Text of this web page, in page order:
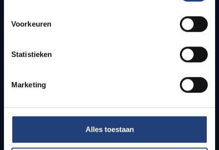
Voorkeuren
Statistieken
Marketing
Alles toestaan
How to get to the VUB campuses
Students